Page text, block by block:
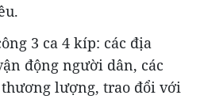
3 ca 4 kíp: các địa
động người dân, các
lượng, trao đổi với